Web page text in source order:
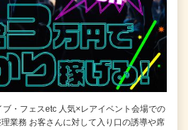
ブ・フェスetc 人気×レアイベント会場での
業務 お客さんに対して入り口の誘導や席